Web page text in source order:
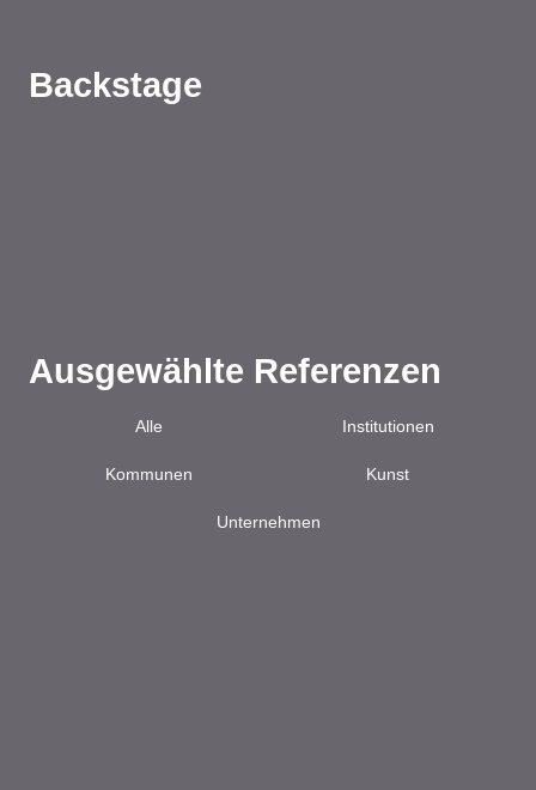
Backstage
Ausgewählte Referenzen
Alle Institutionen
Kommunen Kunst
Unternehmen